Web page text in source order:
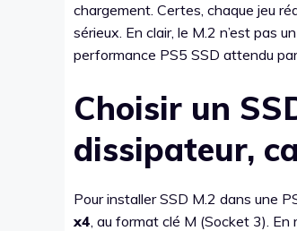
chargement. Certes, chaque jeu
sérieux. En clair, le M.2 n’est pas
performance PS5 SSD attendu
Choisir un
dissipateur,
Pour installer SSD M.2 dans une
x4, au format clé M (Socket 3).